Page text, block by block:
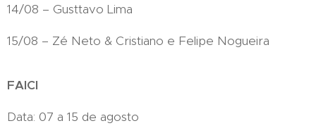
14/08 – Gusttavo Lima
15/08 – Zé Neto & Cristiano e Felipe Nogueira
FAICI
Data: 07 a 15 de agosto